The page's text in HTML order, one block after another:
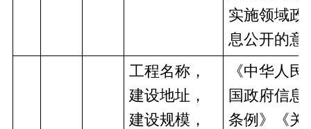
实施领域政
息公开的意
工程名称，
建设地址，
建设规模，
《中华人民
国政府信息
条例》《关